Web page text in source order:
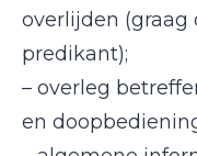
overlijden
predikant);
– overleg
en